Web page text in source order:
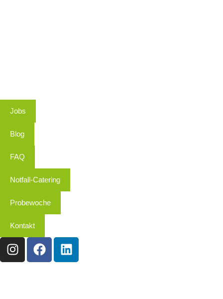
Jobs
Blog
FAQ
Notfall-Catering
Probewoche
Kontakt